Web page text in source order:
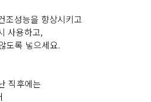
조성능을 향상시키고
사용하고,
도록 넣으세요.
직후에는